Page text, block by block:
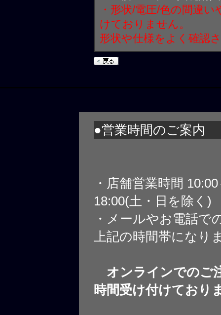
・形状/電圧/色の間違
けておりません。
形状や仕様をよく確認
●営業時間のご案内
・店舗営業時間
18:00(土・日を除く)
・メールやお電話で
上記の時間帯になり
オンラインでのご
時間受け付けており